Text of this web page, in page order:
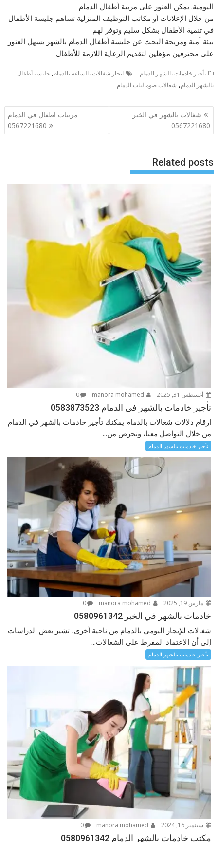
اليومية. يمكن العثور على مربية أطفال الدمام
من خلال الإعلانات أو مكاتب التوظيف المنزلية تساهم جليسة الأطفال
في تنمية الأطفال بشكل سليم وتوفر لهم
بيئة آمنة ومريحة البحث عن جليسة أطفال الدمام بالشهر يسهل العثور
على محترفين مؤهلين لتقديم الرعاية اللازمة للأطفال
تأجير خادمات بالشهر الدمام ايجار شغالات بالساعه بالدمام,جليسة أطفال
بالشهر الدمام, شغالات صوماليات الدمام
تصفّح
المقالات
شغالات بالشهر في الخبر
0567221680
مربيات اطفال في الدمام
0567221680
Related posts
أغسطس 31, 2025 0
تأجير خادمات بالشهر في الدمام 0583873523
ارقام دلالات شغالات بالدمام يمكنك تأجير خادمات بالشهر في الدمام
من خلال التواصل معنا، ونحرص من...
تأجير خادمات بالشهر الدمام
مارس 19, 2025 0
خادمات بالشهر في الخبر 0580961342
شغالات للإيجار اليومي بالدمام من ناحية أخرى، تشير بعض الدراسات
إلى أن الاعتماد المفرط على الشغالات...
تأجير خادمات بالشهر الدمام
سبتمبر 16, 2024 0
مكتب خادمات بالشهر الدمام 0580961342